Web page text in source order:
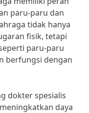
paru-paru dan
tidak hanya
fisik, tetapi
paru-paru
berfungsi dengan
dokter spesialis
daya